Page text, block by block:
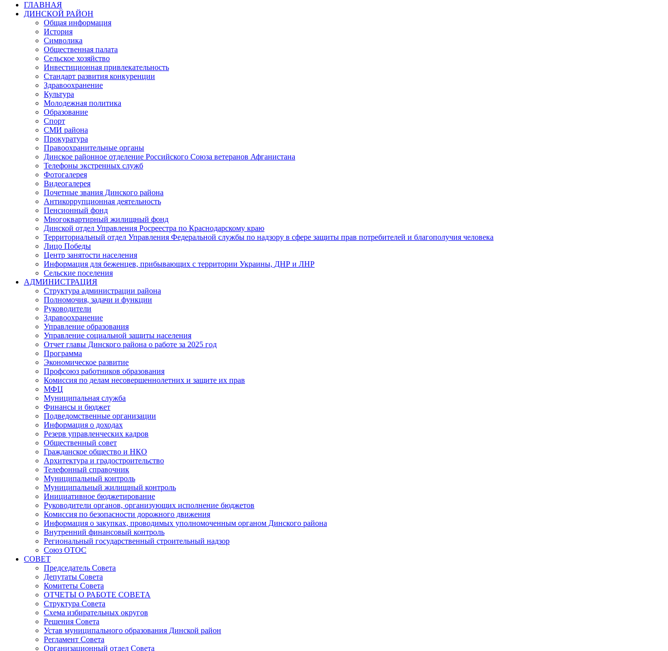
ГЛАВНАЯ
ДИНСКОЙ РАЙОН
Общая информация
История
Символика
Общественная палата
Сельское хозяйство
Инвестиционная привлекательность
Стандарт развития конкуренции
Здравоохранение
Культура
Молодежная политика
Образование
Спорт
СМИ района
Прокуратура
Правоохранительные органы
Динское районное отделение Российского Союза ветеранов Афганистана
Телефоны экстренных служб
Фотогалерея
Видеогалерея
Почетные звания Динского района
Антикоррупционная деятельность
Пенсионный фонд
Многоквартирный жилищный фонд
Динской отдел Управления Росреестра по Краснодарскому краю
Территориальный отдел Управления Федеральной службы по надзору в сфере защиты прав потребителей и благополучия человека
Лицо Победы
Центр занятости населения
Информация для беженцев, прибывающих с территории Украины, ДНР и ЛНР
Сельские поселения
АДМИНИСТРАЦИЯ
Структура администрации района
Полномочия, задачи и функции
Руководители
Здравоохранение
Управление образования
Управление социальной защиты населения
Отчет главы Динского района о работе за 2025 год
Программа
Экономическое развитие
Профсоюз работников образования
Комиссия по делам несовершеннолетних и защите их прав
МФЦ
Муниципальная служба
Финансы и бюджет
Подведомственные организации
Информация о доходах
Резерв управленческих кадров
Общественный совет
Гражданское общество и НКО
Архитектура и градостроительство
Телефонный справочник
Муниципальный контроль
Муниципальный жилищный контроль
Инициативное бюджетирование
Руководители органов, организующих исполнение бюджетов
Комиссия по безопасности дорожного движения
Информация о закупках, проводимых уполномоченным органом Динского района
Внутренний финансовый контроль
Региональный государственный строительный надзор
Союз ОТОС
СОВЕТ
Председатель Совета
Депутаты Совета
Комитеты Совета
ОТЧЕТЫ О РАБОТЕ СОВЕТА
Структура Совета
Схема избирательных округов
Решения Совета
Устав муниципального образования Динской район
Регламент Совета
Организационный отдел Совета